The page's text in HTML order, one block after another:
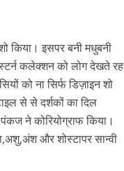
किया। इसपर बनी मधुबनी
कलेक्शन को लोग देखते रह
को ना सिर्फ डिज़ाइन शो
से से दर्शकों का दिल
ने कोरियोग्राफ किया।
और शोस्टापर सान्वी